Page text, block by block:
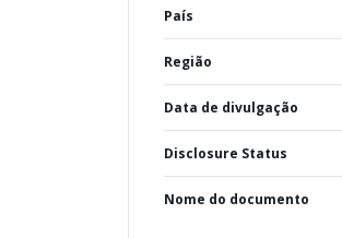
País
Região
Data de divulgação
Disclosure Status
Nome do documento